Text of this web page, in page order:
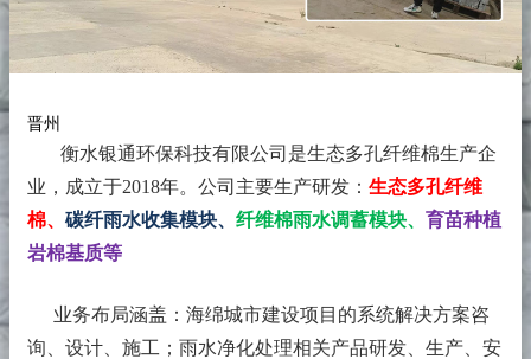
晋州
衡水银通环保科技有限公司是生态多孔纤维棉生产企
业，成立于2018年。 公司主要生产研发： 生态多孔纤维
棉、 碳纤雨水收集模块、 纤维棉雨水调蓄模块、 育苗种植
岩棉基质等
业务布局涵盖：海绵城市建设项目的系统解决方案咨
询、设计、施工；雨水净化处理相关产品研发、生产、安